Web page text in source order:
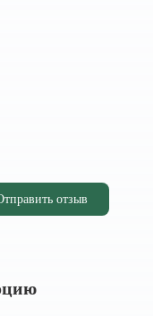
отзыв